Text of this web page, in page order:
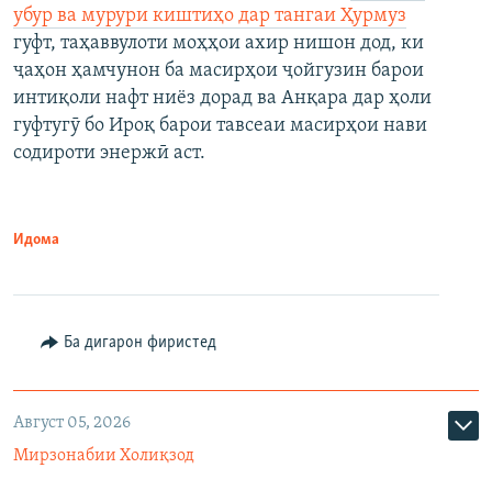
убур ва мурури киштиҳо дар тангаи Ҳурмуз
гуфт, таҳаввулоти моҳҳои ахир нишон дод, ки
ҷаҳон ҳамчунон ба масирҳои ҷойгузин барои
интиқоли нафт ниёз дорад ва Анқара дар ҳоли
гуфтугӯ бо Ироқ барои тавсеаи масирҳои нави
содироти энержӣ аст.
Идома
Ба дигарон фиристед
Август 05, 2026
Мирзонабии Холиқзод